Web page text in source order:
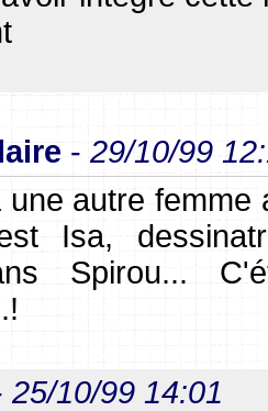
- 29/10/99
autre
Isa,
Spirou...
25/10/99 14:01